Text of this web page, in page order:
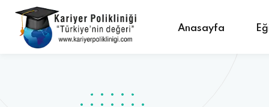
Anasayfa